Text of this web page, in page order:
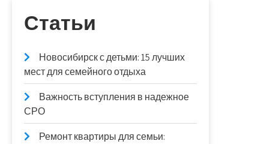
Статьи
Новосибирск с детьми: 15 лучших
мест для семейного отдыха
Важность вступления в надежное
СРО
Ремонт квартиры для семьи: